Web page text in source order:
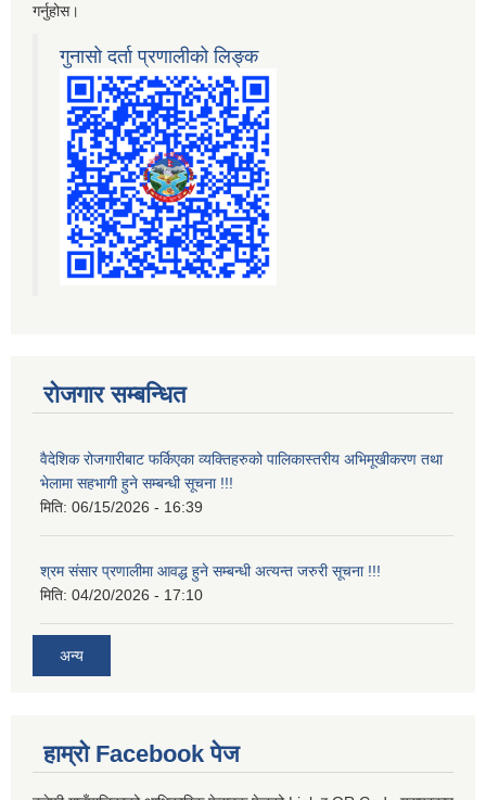
गर्नुहोस।
गुनासो दर्ता प्रणालीको लिङ्क
रोजगार सम्बन्धित
वैदेशिक रोजगारीबाट फर्किएका व्यक्तिहरुको पालिकास्तरीय अभिमूखीकरण तथा
भेलामा सहभागी हुने सम्बन्धी सूचना !!!
मिति: 06/15/2026 - 16:39
श्रम संसार प्रणालीमा आवद्ध हुने सम्बन्धी अत्यन्त जरुरी सूचना !!!
मिति: 04/20/2026 - 17:10
अन्य
हाम्रो Facebook पेज